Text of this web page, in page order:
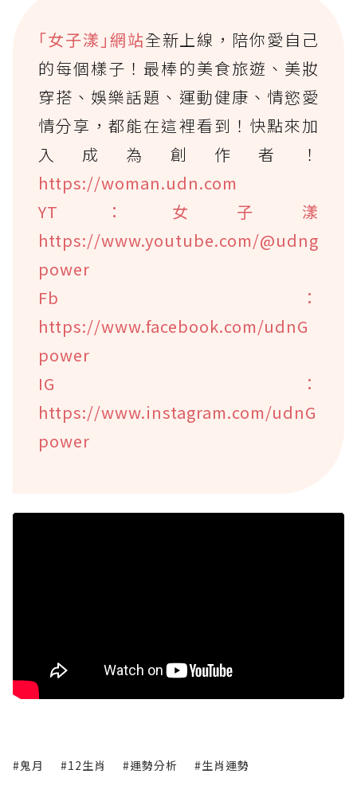
｢女子漾｣網站全新上線，陪你愛自己
的每個樣子！最棒的美食旅遊、美妝
穿搭、娛樂話題、運動健康、情慾愛
情分享，都能在這裡看到！快點來加
入成為創作者！
https://woman.udn.com
YT：女子漾
https://www.youtube.com/@udng
power
Fb：
https://www.facebook.com/udnG
power
IG：
https://www.instagram.com/udnG
power
#鬼月 #12生肖 #運勢分析 #生肖運勢